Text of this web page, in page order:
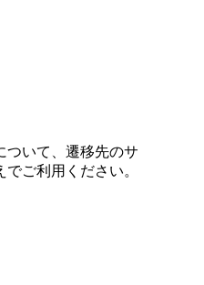
いて、遷移先のサ
ご利用ください。